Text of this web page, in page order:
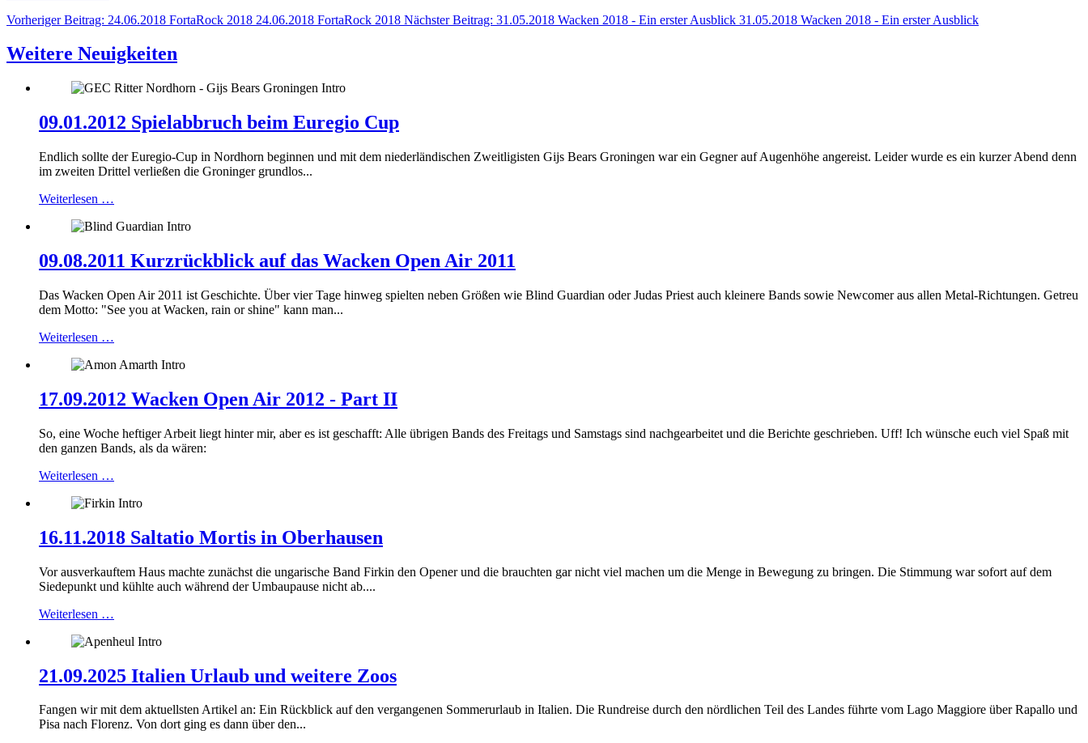
Vorheriger Beitrag: 24.06.2018 FortaRock 2018 24.06.2018 FortaRock 2018 Nächster Beitrag: 31.05.2018 Wacken 2018 - Ein erster Ausblick 31.05.2018 Wacken 2018 - Ein erster Ausblick
Weitere Neuigkeiten
09.01.2012 Spielabbruch beim Euregio Cup
Endlich sollte der Euregio-Cup in Nordhorn beginnen und mit dem niederländischen Zweitligisten Gijs Bears Groningen war ein Gegner auf Augenhöhe angereist. Leider wurde es ein kurzer Abend denn
im zweiten Drittel verließen die Groninger grundlos...
Weiterlesen …
09.08.2011 Kurzrückblick auf das Wacken Open Air 2011
Das Wacken Open Air 2011 ist Geschichte. Über vier Tage hinweg spielten neben Größen wie Blind Guardian oder Judas Priest auch kleinere Bands sowie Newcomer aus allen Metal-Richtungen. Getreu
dem Motto: "See you at Wacken, rain or shine" kann man...
Weiterlesen …
17.09.2012 Wacken Open Air 2012 - Part II
So, eine Woche heftiger Arbeit liegt hinter mir, aber es ist geschafft: Alle übrigen Bands des Freitags und Samstags sind nachgearbeitet und die Berichte geschrieben. Uff! Ich wünsche euch viel Spaß mit
den ganzen Bands, als da wären:
Weiterlesen …
16.11.2018 Saltatio Mortis in Oberhausen
Vor ausverkauftem Haus machte zunächst die ungarische Band Firkin den Opener und die brauchten gar nicht viel machen um die Menge in Bewegung zu bringen. Die Stimmung war sofort auf dem
Siedepunkt und kühlte auch während der Umbaupause nicht ab....
Weiterlesen …
21.09.2025 Italien Urlaub und weitere Zoos
Fangen wir mit dem aktuellsten Artikel an: Ein Rückblick auf den vergangenen Sommerurlaub in Italien. Die Rundreise durch den nördlichen Teil des Landes führte vom Lago Maggiore über Rapallo und
Pisa nach Florenz. Von dort ging es dann über den...